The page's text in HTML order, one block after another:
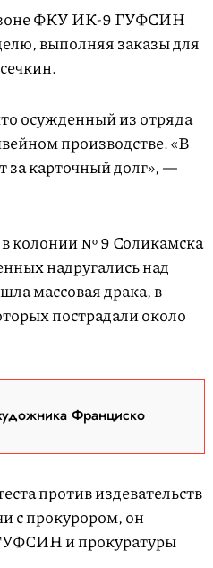
ФКУ ИК-9 ГУФСИН
выполняя заказы для
осужденный из отряда
производстве. «В
за карточный долг», —
колонии № 9 Соликамска
надругались над
массовая драка, в
пострадали около
Франциско
против издевательств
с прокурором, он
и прокуратуры